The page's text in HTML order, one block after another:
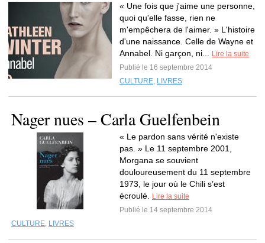
« Une fois que j'aime une personne,
quoi qu'elle fasse, rien ne
m'empêchera de l'aimer. » L'histoire
d'une naissance. Celle de Wayne et
Annabel. Ni garçon, ni...
Lire la suite
Publié le 16 septembre 2014
CULTURE, LIVRES
Nager nues – Carla Guelfenbein
« Le pardon sans vérité n'existe
pas. » Le 11 septembre 2001,
Morgana se souvient
douloureusement du 11 septembre
1973, le jour où le Chili s’est
écroulé.
Lire la suite
Publié le 14 septembre 2014
CULTURE, LIVRES